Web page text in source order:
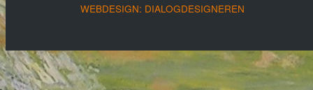
WEBDESIGN: DIALOGDESIGNEREN